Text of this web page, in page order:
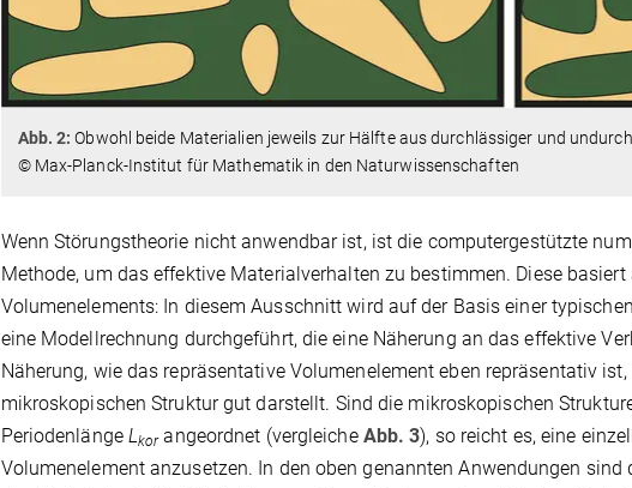
Abb. 2: Obwohl beide Materialien jeweils zur Hälfte aus durchlässiger und
© Max-Planck-Institut für Mathematik in den Naturwissenschaften
Wenn Störungstheorie nicht anwendbar ist, ist die computergestützte
Methode, um das effektive Materialverhalten zu bestimmen. Diese
Volumenelements: In diesem Ausschnitt wird auf der Basis einer
eine Modellrechnung durchgeführt, die eine Näherung an das effektive
Näherung, wie das repräsentative Volumenelement eben repräsentativ
mikroskopischen Struktur gut darstellt. Sind die mikroskopischen
Periodenlänge Lkorangeordnet (vergleiche Abb. 3), so reicht es, eine
Volumenelement anzusetzen. In den oben genannten Anwendungen